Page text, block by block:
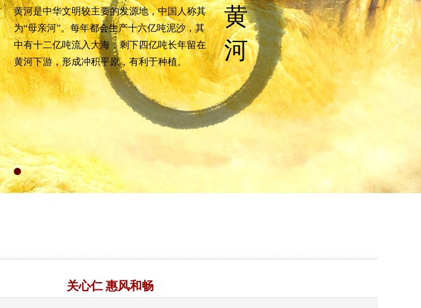
黄
河
黄河是中华文明较主要的发源地，中国人称其
为“母亲河”。每年都会生产十六亿吨泥沙，其
中有十二亿吨流入大海，剩下四亿吨长年留在
黄河下游，形成冲积平原，有利于种植。
关心仁 惠风和畅